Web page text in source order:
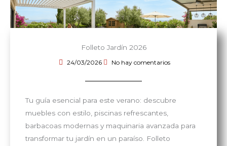
Folleto Jardín 2026
24/03/2026 No hay comentarios
Tu guía esencial para este verano: descubre
muebles con estilo, piscinas refrescantes,
barbacoas modernas y maquinaria avanzada para
transformar tu jardín en un paraíso. Folleto